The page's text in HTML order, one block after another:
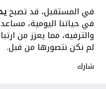
في المستقبل، قد تصبح
في حياتنا اليومية،
والترفيه، مما يعزز من
لم نكن نتصورها من قبل.
شارك